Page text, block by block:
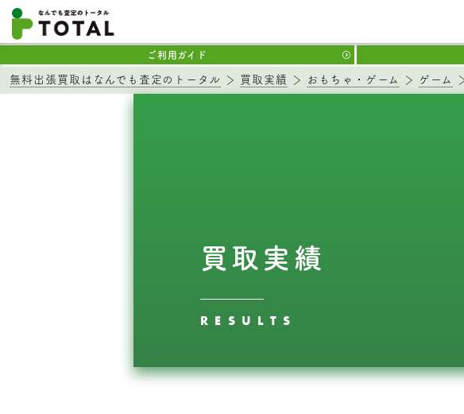
ご利用ガイド
無料出張買取はなんでも査定のトータル 買取実績 おもちゃ・ゲーム ゲーム
買取実績
RESULTS